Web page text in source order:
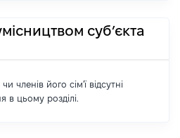
суб’єкта
членів його сім'ї відсутні
в цьому розділі.